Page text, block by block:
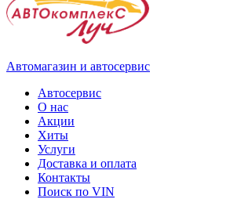
Автомагазин и автосервис
Автосервис
О нас
Акции
Хиты
Услуги
Доставка и оплата
Контакты
Поиск по VIN